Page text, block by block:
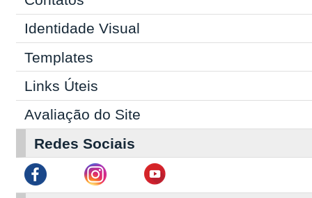
Identidade Visual
Templates
Links Úteis
Avaliação do Site
Redes Sociais